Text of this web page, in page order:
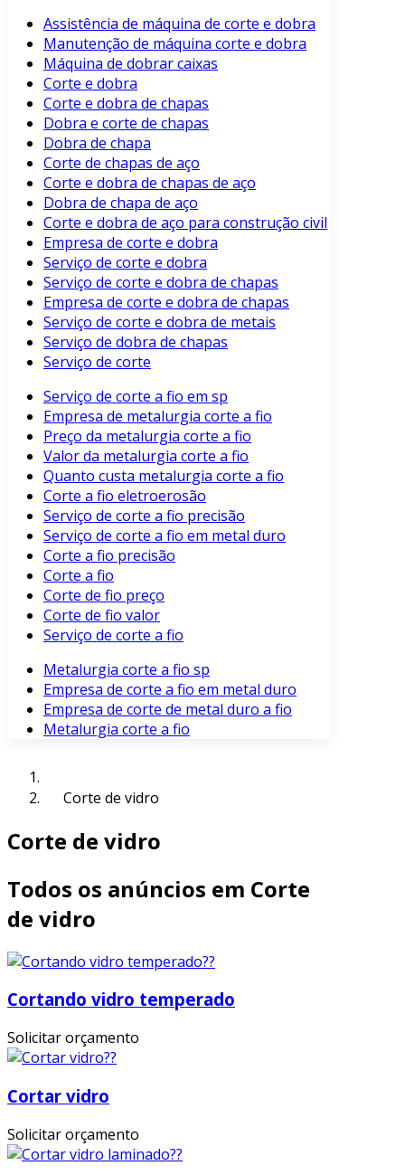
Assistência de máquina de corte e dobra
Manutenção de máquina corte e dobra
Máquina de dobrar caixas
Corte e dobra
Corte e dobra de chapas
Dobra e corte de chapas
Dobra de chapa
Corte de chapas de aço
Corte e dobra de chapas de aço
Dobra de chapa de aço
Corte e dobra de aço para construção civil
Empresa de corte e dobra
Serviço de corte e dobra
Serviço de corte e dobra de chapas
Empresa de corte e dobra de chapas
Serviço de corte e dobra de metais
Serviço de dobra de chapas
Serviço de corte
Serviço de corte a fio em sp
Empresa de metalurgia corte a fio
Preço da metalurgia corte a fio
Valor da metalurgia corte a fio
Quanto custa metalurgia corte a fio
Corte a fio eletroerosão
Serviço de corte a fio precisão
Serviço de corte a fio em metal duro
Corte a fio precisão
Corte a fio
Corte de fio preço
Corte de fio valor
Serviço de corte a fio
Metalurgia corte a fio sp
Empresa de corte a fio em metal duro
Empresa de corte de metal duro a fio
Metalurgia corte a fio
Corte de vidro
Corte de vidro
Todos os anúncios em Corte
de vidro
Cortando vidro temperado
Solicitar orçamento
Cortar vidro
Solicitar orçamento